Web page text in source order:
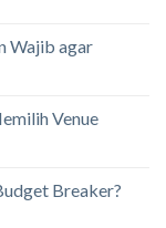
Wajib agar
Venue
Breaker?